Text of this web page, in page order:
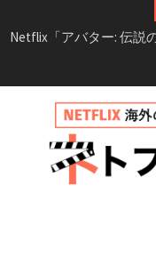
to
シーズン
Netflix映画「ボイスメ
イッチ主
新決定！2027
兄弟大騒動のコメディ
ー」がNetflixで配信！
見どこ